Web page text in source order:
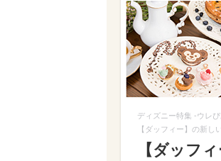
ディズニー特集 -ウレ
【ダッフィー】の新し
【ダッフ